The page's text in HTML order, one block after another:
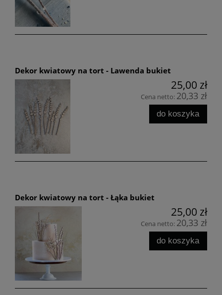
Dekor kwiatowy na tort - Lawenda bukiet
25,00 zł
Cena netto: 20,33 zł
do koszyka
Dekor kwiatowy na tort - Łąka bukiet
25,00 zł
Cena netto: 20,33 zł
do koszyka